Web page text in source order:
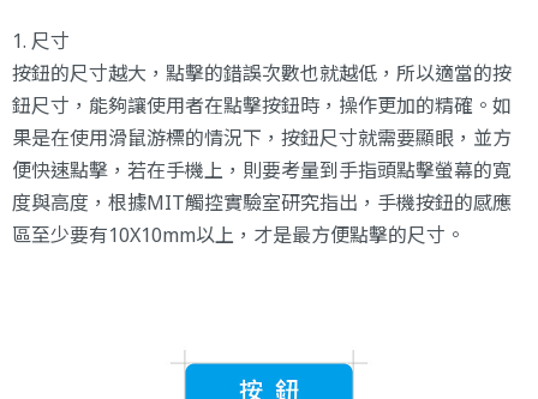
1. 尺寸
按鈕的尺寸越大，點擊的錯誤次數也就越低，所以適當的按
鈕尺寸，能夠讓使用者在點擊按鈕時，操作更加的精確。如
果是在使用滑鼠游標的情況下，按鈕尺寸就需要顯眼，並方
便快速點擊，若在手機上，則要考量到手指頭點擊螢幕的寬
度與高度，根據MIT觸控實驗室研究指出，手機按鈕的感應
區至少要有10X10mm以上，才是最方便點擊的尺寸。